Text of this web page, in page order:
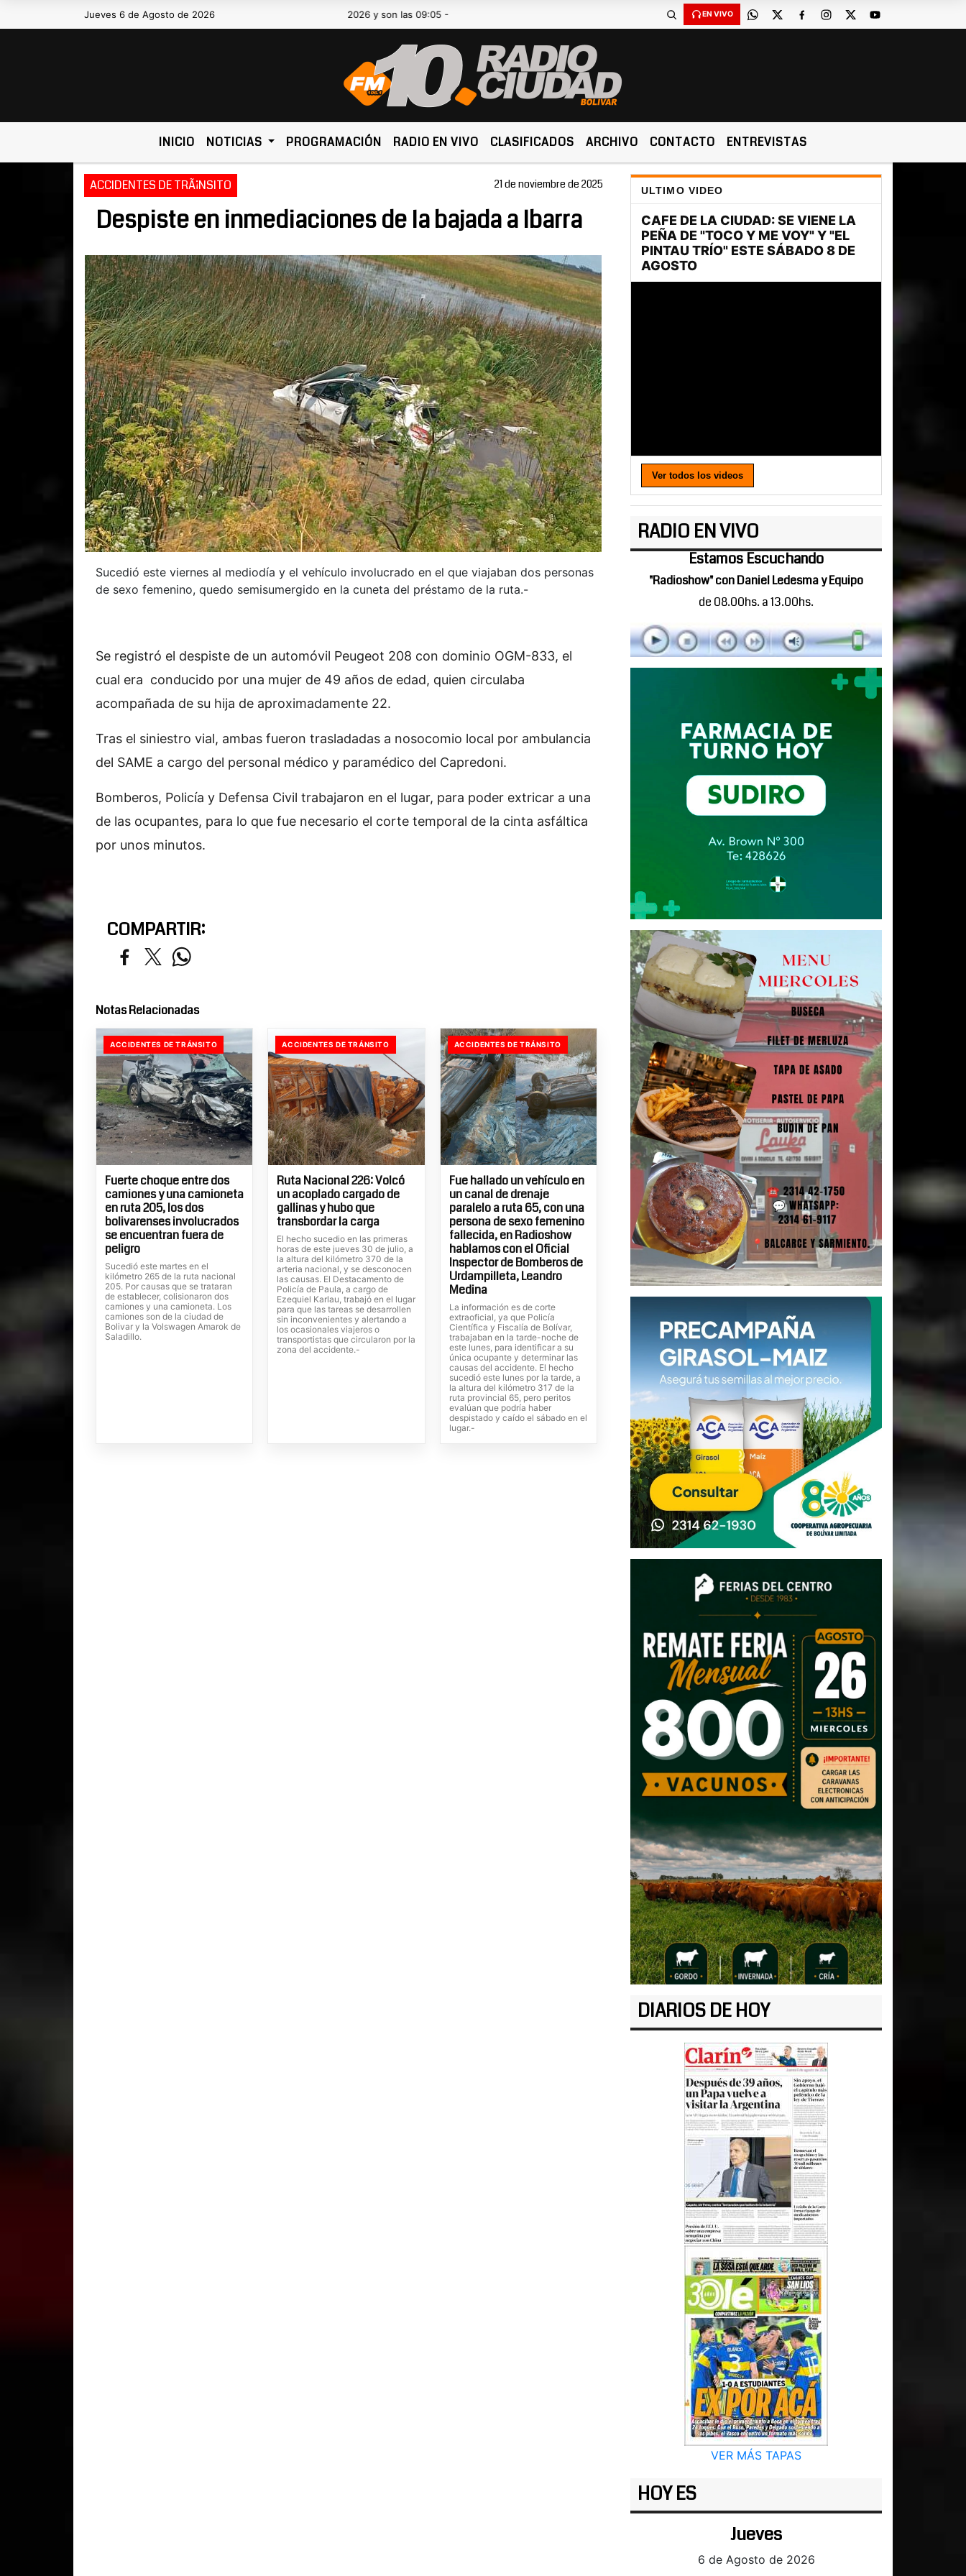
Jueves 6 de Agosto de 2026Hoy es Jueves 6 de Agosto de 2026 y son las 09:05 - EN VIVO
INICIO NOTICIAS PROGRAMACIÓN RADIO EN VIVO CLASIFICADOS ARCHIVO CONTACTO ENTREVISTAS
ACCIDENTES DE TRÃ¡NSITO 21 de noviembre de 2025
Despiste en inmediaciones de la bajada a Ibarra
Sucedió este viernes al mediodía y el vehículo involucrado en el que viajaban dos personas
de sexo femenino, quedo semisumergido en la cuneta del préstamo de la ruta.-
Se registró el despiste de un automóvil Peugeot 208 con dominio OGM-833, el
cual era conducido por una mujer de 49 años de edad, quien circulaba
acompañada de su hija de aproximadamente 22.
Tras el siniestro vial, ambas fueron trasladadas a nosocomio local por ambulancia
del SAME a cargo del personal médico y paramédico del Capredoni.
Bomberos, Policía y Defensa Civil trabajaron en el lugar, para poder extricar a una
de las ocupantes, para lo que fue necesario el corte temporal de la cinta asfáltica
por unos minutos.
COMPARTIR:
Notas Relacionadas
ACCIDENTES DE TRÁNSITO
Fuerte choque entre dos
camiones y una camioneta
en ruta 205, los dos
bolivarenses involucrados
se encuentran fuera de
peligro
Sucedió este martes en el
kilómetro 265 de la ruta nacional
205. Por causas que se trataran
de establecer, colisionaron dos
camiones y una camioneta. Los
camiones son de la ciudad de
Bolivar y la Volswagen Amarok de
Saladillo.
ACCIDENTES DE TRÁNSITO
Ruta Nacional 226: Volcó
un acoplado cargado de
gallinas y hubo que
transbordar la carga
El hecho sucedio en las primeras
horas de este jueves 30 de julio, a
la altura del kilómetro 370 de la
arteria nacional, y se desconocen
las causas. El Destacamento de
Policía de Paula, a cargo de
Ezequiel Karlau, trabajó en el lugar
para que las tareas se desarrollen
sin inconvenientes y alertando a
los ocasionales viajeros o
transportistas que circularon por la
zona del accidente.-
ACCIDENTES DE TRÁNSITO
Fue hallado un vehículo en
un canal de drenaje
paralelo a ruta 65, con una
persona de sexo femenino
fallecida, en Radioshow
hablamos con el Oficial
Inspector de Bomberos de
Urdampilleta, Leandro
Medina
La información es de corte
extraoficial, ya que Policía
Científica y Fiscalía de Bolívar,
trabajaban en la tarde-noche de
este lunes, para identificar a su
única ocupante y determinar las
causas del accidente. El hecho
sucedió este lunes por la tarde, a
la altura del kilómetro 317 de la
ruta provincial 65, pero peritos
evalúan que podría haber
despistado y caído el sábado en el
lugar.-
ULTIMO VIDEO
Ver todos los videos
RADIO EN VIVO
Estamos Escuchando
"Radioshow" con Daniel Ledesma y Equipo
de 08.00hs. a 13.00hs.
DIARIOS DE HOY
VER MÁS TAPAS
HOY ES
Jueves
6 de Agosto de 2026